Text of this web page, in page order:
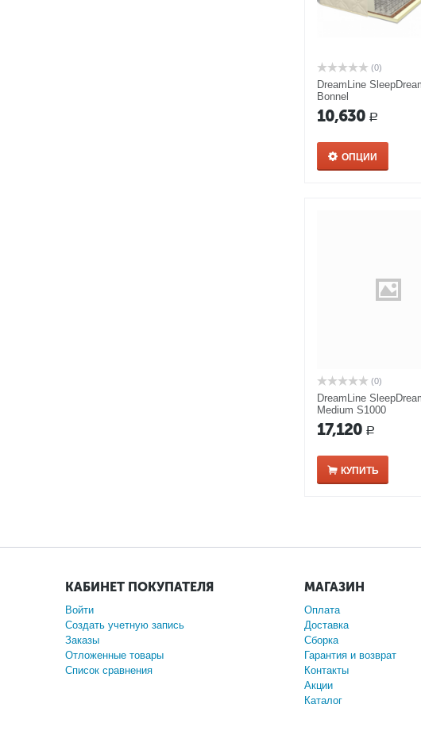
(0)
DreamLine
Bonnel
10,630 Р
ОПЦИИ
(0)
DreamLine
Medium S1000
17,120 Р
КУПИТЬ
КАБИНЕТ ПОКУПАТЕЛЯ
Войти
Создать учетную запись
Заказы
Отложенные товары
Список сравнения
МАГАЗИН
Оплата
Доставка
Сборка
Гарантия и возврат
Контакты
Акции
Каталог